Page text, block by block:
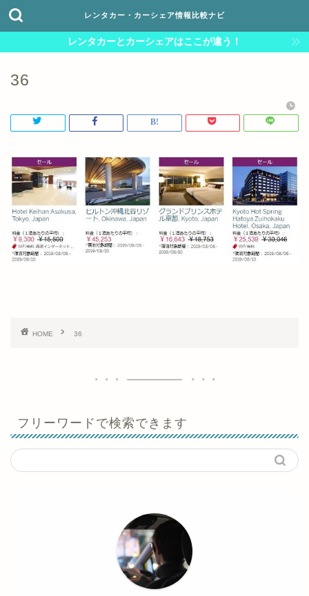
レンタカー・カーシェア情報比較ナビ
レンタカーとカーシェアはここが違う！
36
HOME 36
フリーワードで検索できます